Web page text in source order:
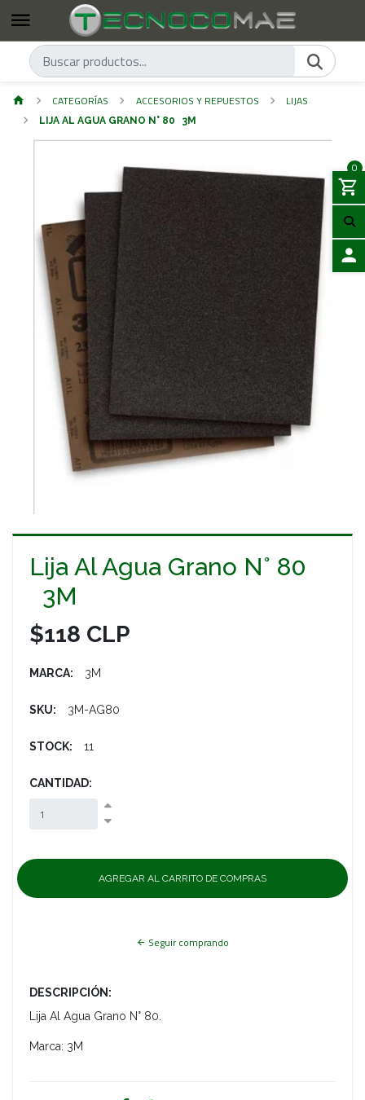
0
CATEGORÍAS ACCESORIOS Y REPUESTOS LIJAS
LIJA AL AGUA GRANO N° 80 3M
Lija Al Agua Grano N° 80
3M
$118 CLP
MARCA: 3M
SKU: 3M-AG80
STOCK: 11
CANTIDAD:
Seguir comprando
DESCRIPCIÓN:
Lija Al Agua Grano N° 80.
Marca: 3M